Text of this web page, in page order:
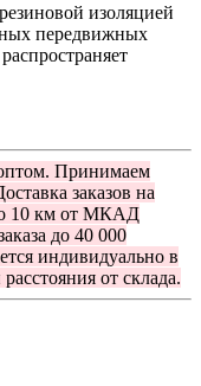
изоляцией
передвижных
Принимаем
заказов на
10 км от МКАД
до 40 000
индивидуально в
от склада.